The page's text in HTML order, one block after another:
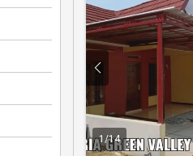
1 /14